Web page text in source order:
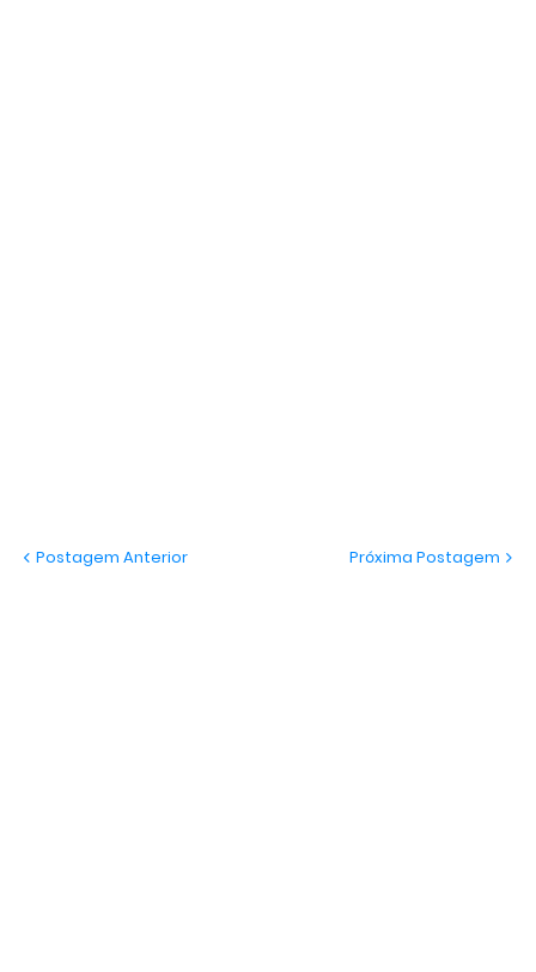
Postagem Anterior Próxima Postagem